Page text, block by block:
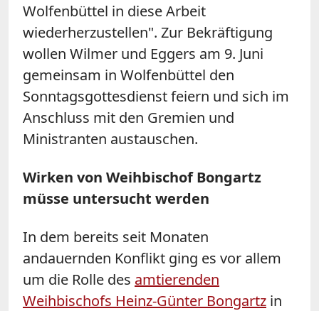
Wolfenbüttel in diese Arbeit
wiederherzustellen". Zur Bekräftigung
wollen Wilmer und Eggers am 9. Juni
gemeinsam in Wolfenbüttel den
Sonntagsgottesdienst feiern und sich im
Anschluss mit den Gremien und
Ministranten austauschen.
Wirken von Weihbischof Bongartz
müsse untersucht werden
In dem bereits seit Monaten
andauernden Konflikt ging es vor allem
um die Rolle des amtierenden
Weihbischofs Heinz-Günter Bongartz in